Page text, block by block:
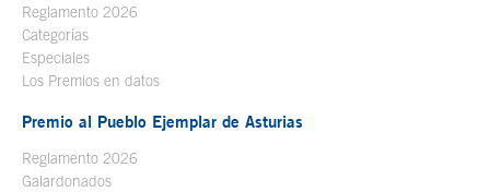
Reglamento 2026
Categorías
Especiales
Los Premios en datos
Premio al Pueblo Ejemplar de Asturias
Reglamento 2026
Galardonados